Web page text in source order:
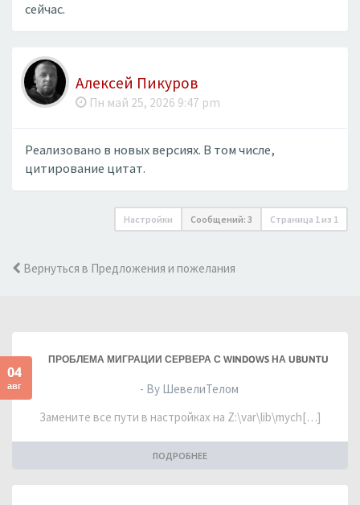
сейчас.
Алексей Пикуров
Пн май 25, 2026 9:47 pm
Реализовано в новых версиях. В том числе,
цитирование цитат.
Настройки Сообщений: 3 Страница 1 из 1
Вернуться в Предложения и пожелания
04
авг
ПРОБЛЕМА МИГРАЦИИ СЕРВЕРА С WINDOWS НА UBUNTU
- By ШевелиТелом
Замените все пути в настройках на Z:\var\lib\mych[…]
ПОДРОБНЕЕ